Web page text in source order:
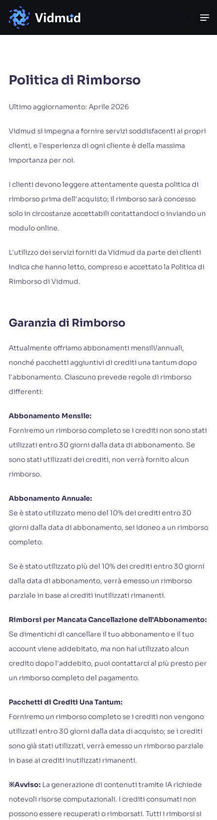
Politica di Rimborso
Ultimo aggiornamento: Aprile 2026
Vidmud si impegna a fornire servizi soddisfacenti ai propri
clienti, e l'esperienza di ogni cliente è della massima
importanza per noi.
I clienti devono leggere attentamente questa politica di
rimborso prima dell'acquisto; il rimborso sarà concesso
solo in circostanze accettabili contattandoci o inviando un
modulo online.
L'utilizzo dei servizi forniti da Vidmud da parte dei clienti
indica che hanno letto, compreso e accettato la Politica di
Rimborso di Vidmud.
Garanzia di Rimborso
Attualmente offriamo abbonamenti mensili/annuali,
nonché pacchetti aggiuntivi di crediti una tantum dopo
l'abbonamento. Ciascuno prevede regole di rimborso
differenti:
Abbonamento Mensile:
Forniremo un rimborso completo se i crediti non sono stati
utilizzati entro 30 giorni dalla data di abbonamento. Se
sono stati utilizzati dei crediti, non verrà fornito alcun
rimborso.
Abbonamento Annuale:
Se è stato utilizzato meno del 10% dei crediti entro 30
giorni dalla data di abbonamento, sei idoneo a un rimborso
completo.
Se è stato utilizzato più del 10% dei crediti entro 30 giorni
dalla data di abbonamento, verrà emesso un rimborso
parziale in base ai crediti inutilizzati rimanenti.
Rimborsi per Mancata Cancellazione dell'Abbonamento:
Se dimentichi di cancellare il tuo abbonamento e il tuo
account viene addebitato, ma non hai utilizzato alcun
credito dopo l'addebito, puoi contattarci al più presto per
un rimborso completo del pagamento.
Pacchetti di Crediti Una Tantum:
Forniremo un rimborso completo se i crediti non vengono
utilizzati entro 30 giorni dalla data di acquisto; se i crediti
sono già stati utilizzati, verrà emesso un rimborso parziale
in base ai crediti inutilizzati rimanenti.
※Avviso:La generazione di contenuti tramite IA richiede
notevoli risorse computazionali. I crediti consumati non
possono essere recuperati o rimborsati. Tutti i rimborsi si